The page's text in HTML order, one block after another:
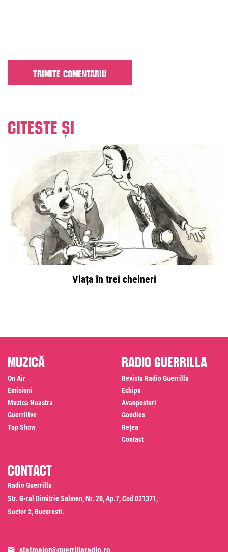
Citeste și
Viața în trei chelneri
Muzică
On Air
Emisiuni
Muzica Noastra
Guerrilive
Top Show
Radio Guerrilla
Revista Radio Guerrilla
Echipa
Avanposturi
Goodies
Rețea
Contact
Contact
Radio Guerrilla
Str. G-ral Dimitrie Salmen, Nr. 20, Ap.7, Cod 021371,
Sector 2, Bucuresti.